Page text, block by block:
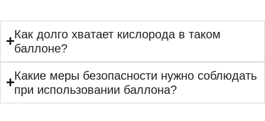
Как долго хватает кислорода в таком
баллоне?
Какие меры безопасности нужно соблюдать
при использовании баллона?